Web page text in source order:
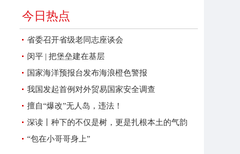
今日热点
省委召开省级老同志座谈会
闵平 | 把堡垒建在基层
国家海洋预报台发布海浪橙色警报
我国发起首例对外贸易国家安全调查
擅自“爆改”无人岛，违法！
深读丨种下的不仅是树，更是扎根本土的气韵
“包在小哥哥身上”